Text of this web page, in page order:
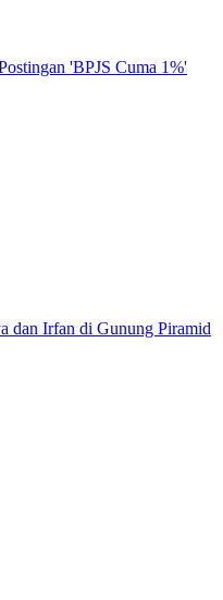
'BPJS Cuma 1%'
dan Irfan di Gunung Piramid